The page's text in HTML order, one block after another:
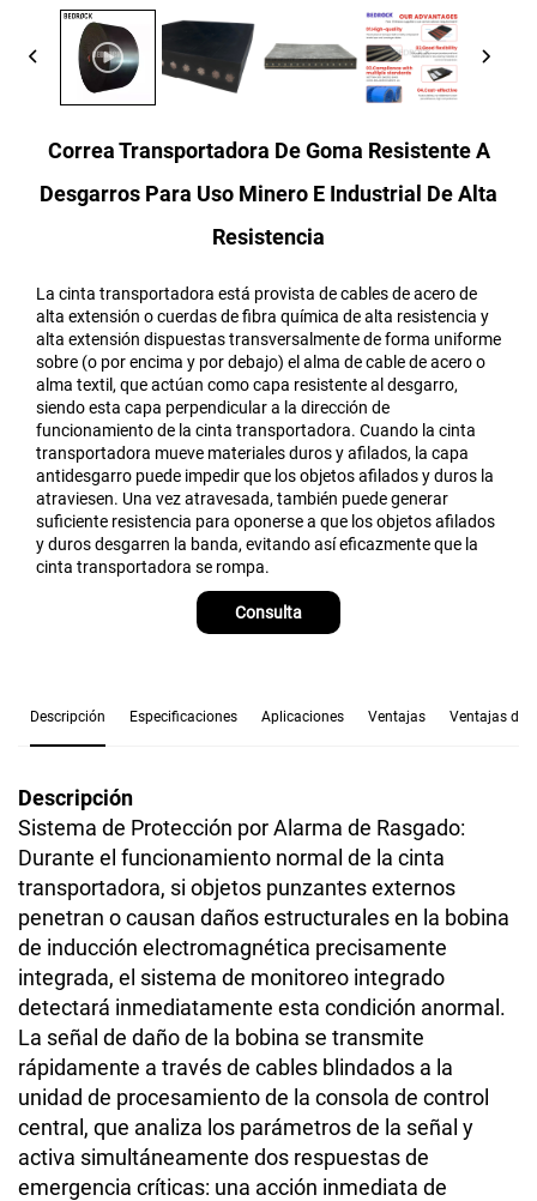
Correa Transportadora De Goma Resistente A
Desgarros Para Uso Minero E Industrial De Alta
Resistencia
La cinta transportadora está provista de cables de acero de
alta extensión o cuerdas de fibra química de alta resistencia y
alta extensión dispuestas transversalmente de forma uniforme
sobre (o por encima y por debajo) el alma de cable de acero o
alma textil, que actúan como capa resistente al desgarro,
siendo esta capa perpendicular a la dirección de
funcionamiento de la cinta transportadora. Cuando la cinta
transportadora mueve materiales duros y afilados, la capa
antidesgarro puede impedir que los objetos afilados y duros la
atraviesen. Una vez atravesada, también puede generar
suficiente resistencia para oponerse a que los objetos afilados
y duros desgarren la banda, evitando así eficazmente que la
cinta transportadora se rompa.
Consulta
Descripción Especificaciones Aplicaciones Ventajas Ventajas de
Descripción
Sistema de Protección por Alarma de Rasgado:
Durante el funcionamiento normal de la cinta
transportadora, si objetos punzantes externos
penetran o causan daños estructurales en la bobina
de inducción electromagnética precisamente
integrada, el sistema de monitoreo integrado
detectará inmediatamente esta condición anormal.
La señal de daño de la bobina se transmite
rápidamente a través de cables blindados a la
unidad de procesamiento de la consola de control
central, que analiza los parámetros de la señal y
activa simultáneamente dos respuestas de
emergencia críticas: una acción inmediata de